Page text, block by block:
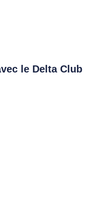
le Delta Club